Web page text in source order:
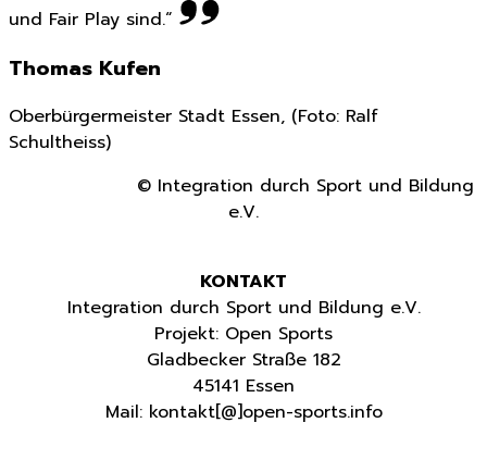
und Fair Play sind.“
Thomas Kufen
Oberbürgermeister Stadt Essen, (Foto: Ralf
Schultheiss)
© Integration durch Sport und Bildung
e.V.
KONTAKT
Integration durch Sport und Bildung e.V.
Projekt: Open Sports
Gladbecker Straße 182
45141 Essen
Mail: kontakt[@]open-sports.info